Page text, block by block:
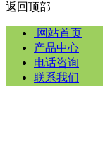
返回顶部
网站首页
产品中心
电话咨询
联系我们